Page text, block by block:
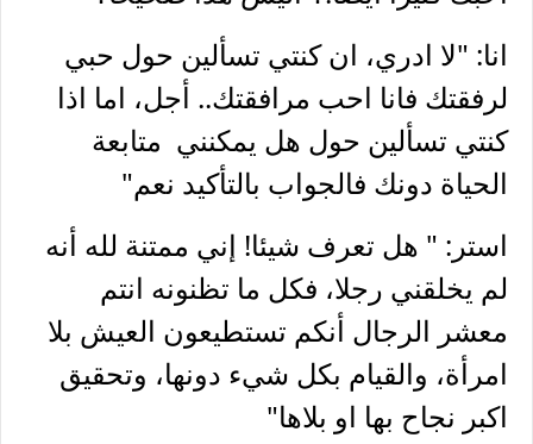
انا: "لا ادري، ان كنتي تسألين حول حبي
لرفقتك فانا احب مرافقتك.. أجل، اما اذا
كنتي تسألين حول هل يمكنني متابعة
الحياة دونك فالجواب بالتأكيد نعم"
استر: " هل تعرف شيئا! إني ممتنة لله أنه
لم يخلقني رجلا، فكل ما تظنونه انتم
معشر الرجال أنكم تستطيعون العيش بلا
امرأة، والقيام بكل شيء دونها، وتحقيق
اكبر نجاح بها او بلاها"